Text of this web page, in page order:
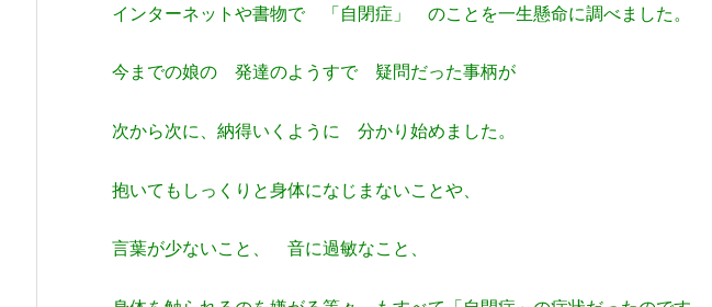
インターネットや書物で 「自閉症」 のことを一生懸命に調べました。
今までの娘の 発達のようすで 疑問だった事柄が
次から次に、納得いくように 分かり始めました。
抱いてもしっくりと身体になじまないことや、
言葉が少ないこと、 音に過敏なこと、